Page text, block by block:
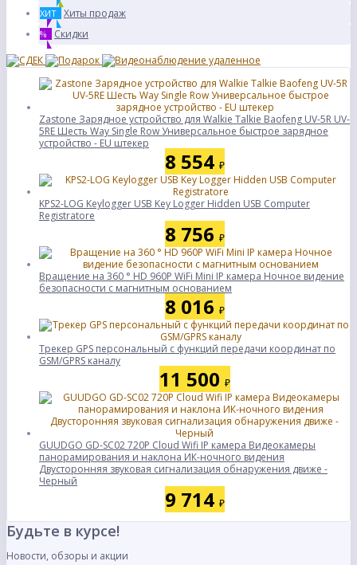
ХИТ Хиты продаж
% Скидки
Zastone Зарядное устройство для Walkie Talkie Baofeng UV-5R UV-
5RE Шесть Way Single Row Универсальное быстрое зарядное
устройство - EU штекер
8 554 ₽
KPS2-LOG Keylogger USB Key Logger Hidden USB Computer
Registratore
8 756 ₽
Вращение на 360 ° HD 960P WiFi Mini IP камера Ночное видение
безопасности с магнитным основанием
8 016 ₽
Трекер GPS персональный с функций передачи координат по
GSM/GPRS каналу
11 500 ₽
GUUDGO GD-SC02 720P Cloud Wifi IP камера Видеокамеры
панорамирования и наклона ИК-ночного видения
Двусторонняя звуковая сигнализация обнаружения движе -
Черный
9 714 ₽
Будьте в курсе!
Новости, обзоры и акции